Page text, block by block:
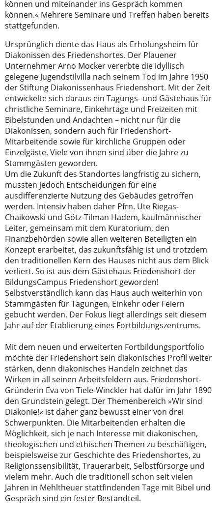
können und miteinander ins Gespräch kommen
können.« Mehrere Seminare und Treffen haben bereits
stattgefunden.
Ursprünglich diente das Haus als Erholungsheim für
Diakonissen des Friedenshortes. Der Plauener
Unternehmer Arno Mocker vererbte die idyllisch
gelegene Jugendstilvilla nach seinem Tod im Jahre 1950
der Stiftung Diakonissenhaus Friedenshort. Mit der Zeit
entwickelte sich daraus ein Tagungs- und Gästehaus für
christliche Seminare, Einkehrtage und Freizeiten mit
Bibelstunden und Andachten – nicht nur für die
Diakonissen, sondern auch für Friedenshort-
Mitarbeitende sowie für kirchliche Gruppen oder
Einzelgäste. Viele von ihnen sind über die Jahre zu
Stammgästen geworden.
Um die Zukunft des Standortes langfristig zu sichern,
mussten jedoch Entscheidungen für eine
ausdifferenzierte Nutzung des Gebäudes getroffen
werden. Intensiv haben daher Pfrn. Ute Riegas-
Chaikowski und Götz-Tilman Hadem, kaufmännischer
Leiter, gemeinsam mit dem Kuratorium, den
Finanzbehörden sowie allen weiteren Beteiligten ein
Konzept erarbeitet, das zukunftsfähig ist und trotzdem
den traditionellen Kern des Hauses nicht aus dem Blick
verliert. So ist aus dem Gästehaus Friedenshort der
BildungsCampus Friedenshort geworden!
Selbstverständlich kann das Haus auch weiterhin von
Stammgästen für Tagungen, Einkehr oder Feiern
gebucht werden. Der Fokus liegt allerdings seit diesem
Jahr auf der Etablierung eines Fortbildungszentrums.
Mit dem neuen und erweiterten Fortbildungsportfolio
möchte der Friedenshort sein diakonisches Profil weiter
stärken, denn diakonisches Handeln zeichnet das
Wirken in all seinen Arbeitsfeldern aus. Friedenshort-
Gründerin Eva von Tiele-Winckler hat dafür im Jahr 1890
den Grundstein gelegt. Der Themenbereich »Wir sind
Diakonie!« ist daher ganz bewusst einer von drei
Schwerpunkten. Die Mitarbeitenden erhalten die
Möglichkeit, sich je nach Interesse mit diakonischen,
theologischen und ethischen Themen zu beschäftigen,
beispielsweise zur Geschichte des Friedenshortes, zu
Religionssensibilität, Trauerarbeit, Selbstfürsorge und
vielem mehr. Auch die traditionell schon seit vielen
Jahren in Mehltheuer stattfindenden Tage mit Bibel und
Gespräch sind ein fester Bestandteil.